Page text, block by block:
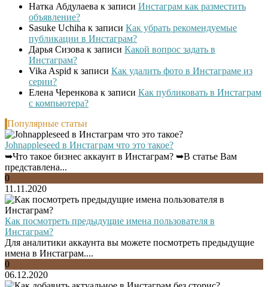
Натка Абдулаева к записи Инстаграм как разместить
объявление?
Sasuke Uchiha к записи Как убрать рекомендуемые
публикации в Инстаграм?
Дарья Сизова к записи Какой вопрос задать в
Инстаграм?
Vika Aspid к записи Как удалить фото в Инстаграме из
серии?
Елена Черенкова к записи Как публиковать в Инстаграм
с компьютера?
Популярные статьи
Johnappleseed в Инстаграм что это такое?
➥Что такое бизнес аккаунт в Инстаграм? ➥В статье Вам
представлена...
0
11.11.2020
Как посмотреть предыдущие имена пользователя в
Инстаграм?
Для аналитики аккаунта вы можете посмотреть предыдущие
имена в Инстаграм....
0
06.12.2020